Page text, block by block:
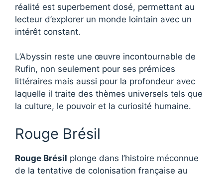
réalité est superbement dosé, permettant au
lecteur d’explorer un monde lointain avec un
intérêt constant.
L’Abyssin reste une œuvre incontournable de
Rufin, non seulement pour ses prémices
littéraires mais aussi pour la profondeur avec
laquelle il traite des thèmes universels tels que
la culture, le pouvoir et la curiosité humaine.
Rouge Brésil
Rouge Brésil plonge dans l’histoire méconnue
de la tentative de colonisation française au